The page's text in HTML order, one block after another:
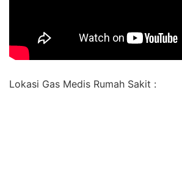
Lokasi Gas Medis Rumah Sakit :